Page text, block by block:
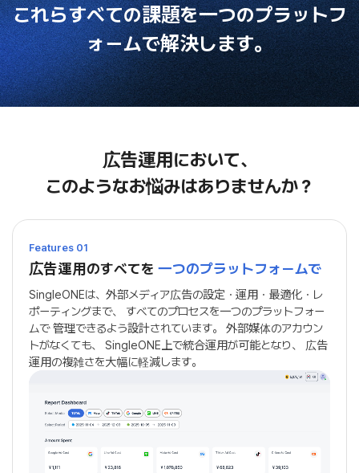
これらすべての課題を一つのプラットフ
ォームで解決します。
広告運用において、
このようなお悩みはありませんか？
Features 01
広告運用のすべてを 一つのプラットフォームで
SingleONEは、 外部メディア広告の設定・運用・最適化・レ
ポーティングまで、
すべてのプロセスを一つのプラットフォー
ムで管理できるよう設計されています。
外部媒体のアカウン
トがなくても、
SingleONE上で統合運用が可能となり、
広告
運用の複雑さを大幅に軽減します。